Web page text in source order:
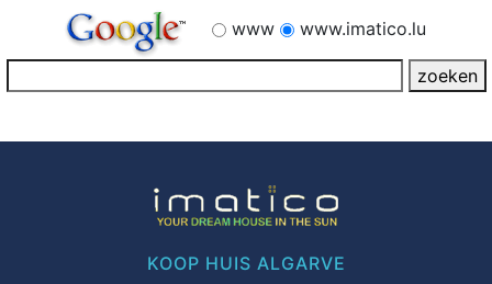
www
www.imatico.lu
KOOP HUIS ALGARVE